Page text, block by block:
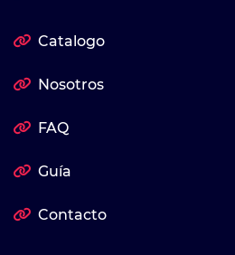
Catalogo
Nosotros
FAQ
Guía
Contacto